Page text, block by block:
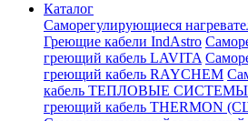
Каталог
Саморегулирующиеся
Греющие кабели IndAstro
греющий кабель LAVITA
греющий кабель RAYCHEM
кабель ТЕПЛОВЫЕ СИСТЕМЫ
греющий кабель THERMON